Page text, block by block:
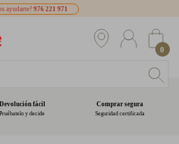
ayudarte? 976 221 971
0
Devolución fácil
Pruébatelo y decide
Comprar segura
Seguridad certificada